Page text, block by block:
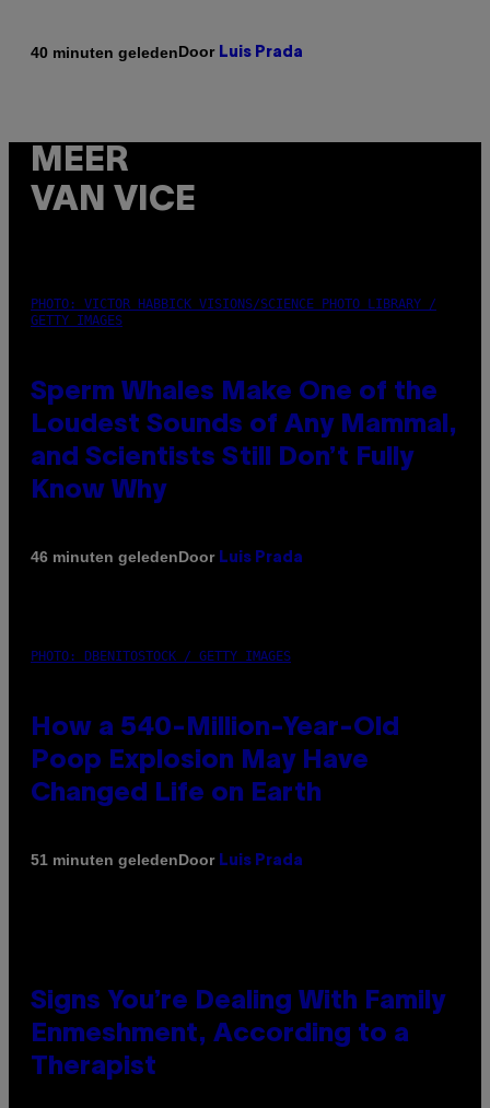
40 minuten geledenDoor Luis Prada
MEER
VAN VICE
PHOTO: VICTOR HABBICK VISIONS/SCIENCE PHOTO LIBRARY /
GETTY IMAGES
Sperm Whales Make One of the
Loudest Sounds of Any Mammal,
and Scientists Still Don’t Fully
Know Why
46 minuten geledenDoor Luis Prada
PHOTO: DBENITOSTOCK / GETTY IMAGES
How a 540-Million-Year-Old
Poop Explosion May Have
Changed Life on Earth
51 minuten geledenDoor Luis Prada
Signs You’re Dealing With Family
Enmeshment, According to a
Therapist